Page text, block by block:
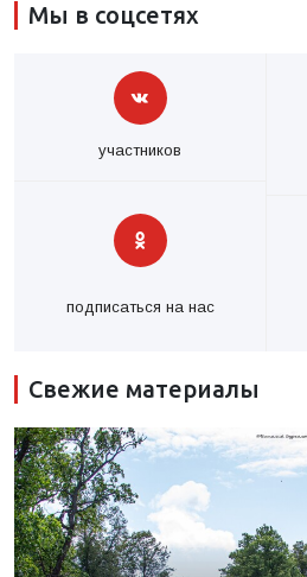
Мы в соцсетях
участников
подписаться на нас
Свежие материалы